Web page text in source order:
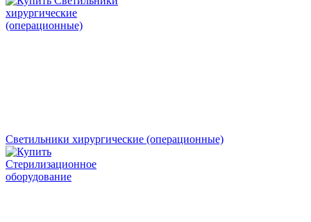
Светильники хирургические (операционные)